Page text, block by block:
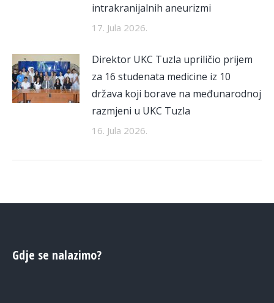
intrakranijalnih aneurizmi
17. Jula 2026.
Direktor UKC Tuzla upriličio prijem
za 16 studenata medicine iz 10
država koji borave na međunarodnoj
razmjeni u UKC Tuzla
16. Jula 2026.
Gdje se nalazimo?